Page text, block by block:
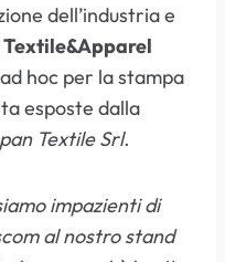
dell’industria e
Textile&Apparel
hoc per la stampa
esposte dalla
Textile Srl.
impazienti di
al nostro stand